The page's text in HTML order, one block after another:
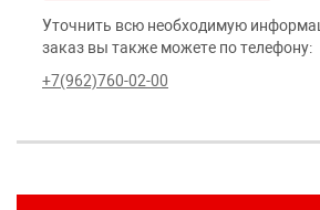
Уточнить всю необходимую
заказ вы также можете по телефону:
+7(962)760-02-00